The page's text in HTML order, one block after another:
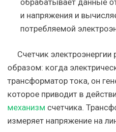
и напряжения и
потребляемой
Счетчик
образом: когда
трансформатор тока, он
которое приводит в
механизм счетчика.
измеряет напряжение на